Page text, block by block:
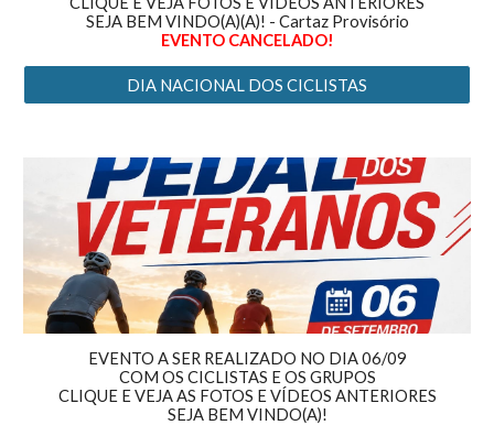
SEJA BEM VINDO(A)(A)! - Cartaz Provisório
EVENTO CANCELADO!
DIA NACIONAL DOS CICLISTAS
EVENTO A SER REALIZADO NO DIA 06/09
COM OS CICLISTAS E OS GRUPOS
CLIQUE E VEJA AS FOTOS E VÍDEOS ANTERIORES
SEJA BEM VINDO(A)!